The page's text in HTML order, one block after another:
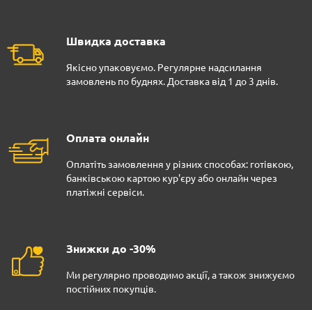
Швидка доставка
Якісно упаковуємо. Регулярне надсилання
замовлень по буднях. Доставка від 1 до 3 днів.
Оплата онлайн
Оплатіть замовлення у різних способах: готівкою,
банківською картою кур'єру або онлайн через
платіжні сервіси.
Знижки до -30%
Ми регулярно проводимо акції, а також знижуємо
постійних покупців.